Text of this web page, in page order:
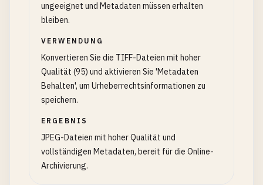
ungeeignet und Metadaten müssen erhalten
bleiben.
VERWENDUNG
Konvertieren Sie die TIFF-Dateien mit hoher
Qualität (95) und aktivieren Sie 'Metadaten
Behalten', um Urheberrechtsinformationen zu
speichern.
ERGEBNIS
JPEG-Dateien mit hoher Qualität und
vollständigen Metadaten, bereit für die Online-
Archivierung.